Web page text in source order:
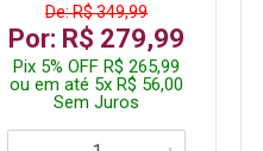
De: R$ 349,99
Por: R$ 279,99
Pix 5% OFF R$ 265,99
ou em até 5x R$ 56,00
Sem Juros